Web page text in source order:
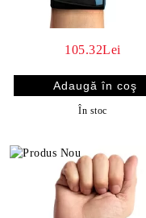
105.32Lei
În stoc